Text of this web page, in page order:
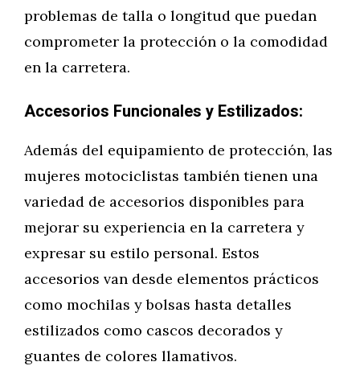
problemas de talla o longitud que puedan
comprometer la protección o la comodidad
en la carretera.
Accesorios Funcionales y Estilizados:
Además del equipamiento de protección, las
mujeres motociclistas también tienen una
variedad de accesorios disponibles para
mejorar su experiencia en la carretera y
expresar su estilo personal. Estos
accesorios van desde elementos prácticos
como mochilas y bolsas hasta detalles
estilizados como cascos decorados y
guantes de colores llamativos.